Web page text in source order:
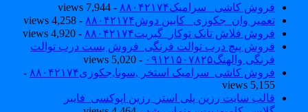
فروش کاشی _سرامیک۸۸۰۴۲۱۷۴
- 7,944 views
تعمیر وان_جکوزی_ کابین دوش۸۸۰۴۲۱۷۴
- 4,258 views
فروش فلاش تانک توکار_گبریت۸۸۰۴۲۱۷۴
- 4,920 views
فروش پیچ درب توالت فرنگی_فروش بست درب توالت
فرنگی والهنگ۰۹۱۲۱۵۰۷۸۲۵
- 5,020 views
فروش کاشی_سرامیک استخر ,سونا,جکوزی۸۸۰۴۲۱۷۴
-
5,155 views
قالب سایت رزین پلی استر_رزین اپوکسی_فایبر